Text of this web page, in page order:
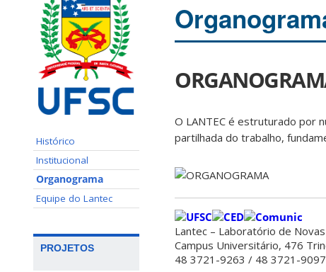
Histórico
Institucional
Organograma
Equipe do Lantec
PROJETOS
O LANTEC é estruturado por
partilhada do trabalho,
Lantec – Laboratório de
Campus Universitário, 476
48 3721-9263 / 48 3721-9097